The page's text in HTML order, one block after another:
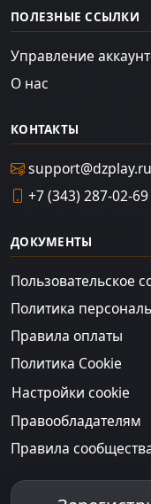
ПОЛЕЗНЫЕ ССЫЛКИ
Управление
О нас
КОНТАКТЫ
support@dzplay.ru
+7 (343) 287-02-69
ДОКУМЕНТЫ
Пользовательское
Политика
Правила оплаты
Политика Cookie
Настройки cookie
Правообладателям
Правила